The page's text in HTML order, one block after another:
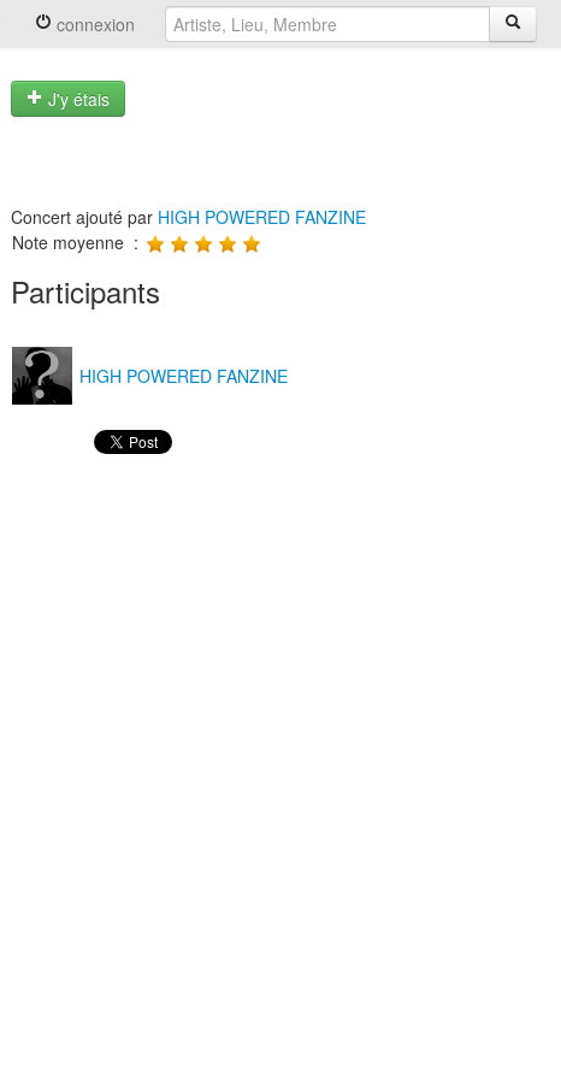
connexion
J'y étais
Concert ajouté par HIGH POWERED FANZINE
Note moyenne :
Participants
HIGH POWERED FANZINE